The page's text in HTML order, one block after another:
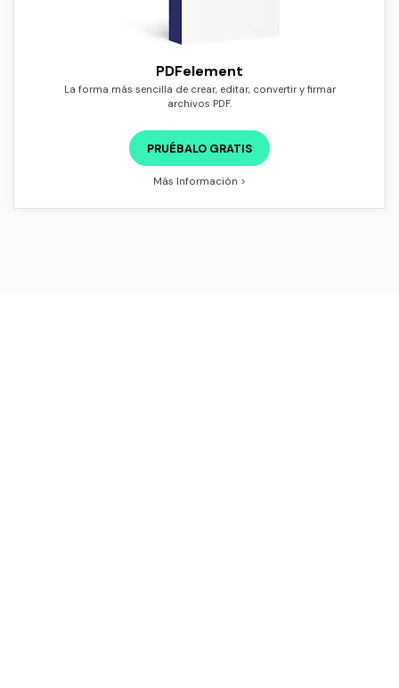
PDFelement
La forma más sencilla de crear, editar, convertir y firmar
archivos PDF.
PRUÉBALO GRATIS
Más Información >